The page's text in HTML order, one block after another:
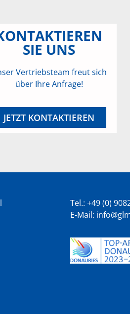
SIE UNS
Vertriebsteam freut sich
über Ihre Anfrage!
JETZT KONTAKTIEREN
Tel.: +49 (0)
E-Mail: